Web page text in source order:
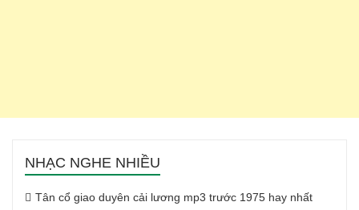
NHẠC NGHE NHIỀU
Tân cổ giao duyên cải lương mp3 trước 1975 hay nhất